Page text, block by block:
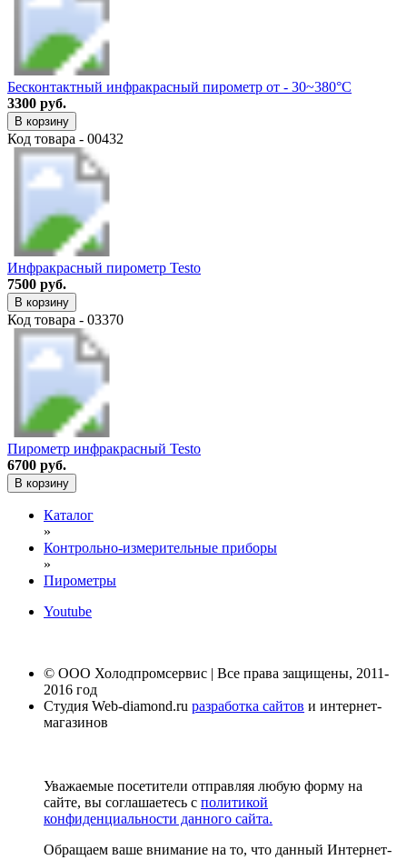
Бесконтактный инфракрасный пирометр от - 30~380°C
3300 руб.
В корзину
Код товара - 00432
Инфракрасный пирометр Testo
7500 руб.
В корзину
Код товара - 03370
Пирометр инфракрасный Testo
6700 руб.
В корзину
Каталог
»
Контрольно-измерительные приборы
»
Пирометры
Youtube
© ООО Холодпромсервис | Все права защищены, 2011-
2016 год
Студия Web-diamond.ru разработка сайтов и интернет-
магазинов
Уважаемые посетители отправляя любую форму на
сайте, вы соглашаетесь с политикой
конфиденциальности данного сайта.
Обращаем ваше внимание на то, что данный Интернет-